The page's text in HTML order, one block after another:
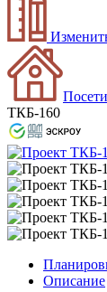
ТКБ-160
Описание